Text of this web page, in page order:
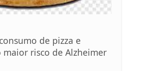
de pizza e
risco de Alzheimer